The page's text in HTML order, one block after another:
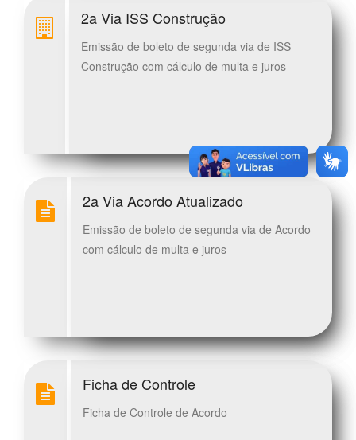
2a Via ISS Construção
Emissão de boleto de segunda via de ISS
Construção com cálculo de multa e juros
2a Via Acordo Atualizado
Emissão de boleto de segunda via de Acordo
com cálculo de multa e juros
Ficha de Controle
Ficha de Controle de Acordo